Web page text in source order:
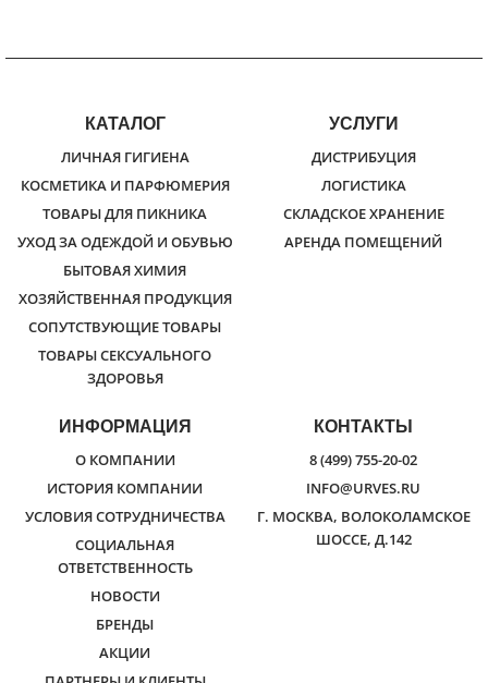
КАТАЛОГ
ЛИЧНАЯ ГИГИЕНА
КОСМЕТИКА И ПАРФЮМЕРИЯ
ТОВАРЫ ДЛЯ ПИКНИКА
УХОД ЗА ОДЕЖДОЙ И ОБУВЬЮ
БЫТОВАЯ ХИМИЯ
ХОЗЯЙСТВЕННАЯ ПРОДУКЦИЯ
СОПУТСТВУЮЩИЕ ТОВАРЫ
ТОВАРЫ СЕКСУАЛЬНОГО
ЗДОРОВЬЯ
УСЛУГИ
ДИСТРИБУЦИЯ
ЛОГИСТИКА
СКЛАДСКОЕ ХРАНЕНИЕ
АРЕНДА ПОМЕЩЕНИЙ
ИНФОРМАЦИЯ
О КОМПАНИИ
ИСТОРИЯ КОМПАНИИ
УСЛОВИЯ СОТРУДНИЧЕСТВА
СОЦИАЛЬНАЯ
ОТВЕТСТВЕННОСТЬ
НОВОСТИ
БРЕНДЫ
АКЦИИ
КОНТАКТЫ
8 (499) 755-20-02
INFO@URVES.RU
Г. МОСКВА, ВОЛОКОЛАМСКОЕ
ШОССЕ, Д.142